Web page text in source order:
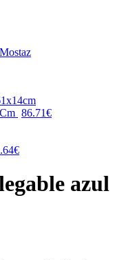
86.71€
€
azul